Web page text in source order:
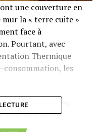
ont une couverture en
la « terre cuite »
face à
Pourtant, avec
Thermique
consommation, les
les bâtiments en
plus en plus les
et la nouvelle